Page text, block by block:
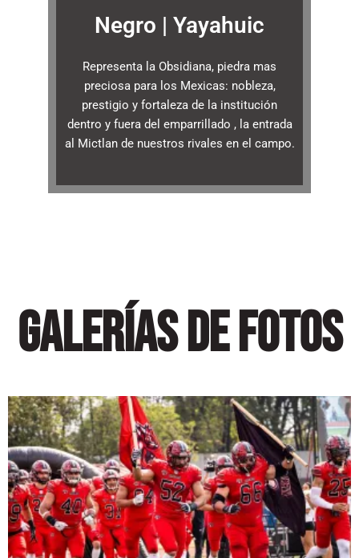
Negro | Yayahuic
Representa la Obsidiana, piedra mas
preciosa para los Mexicas: nobleza,
prestigio y fortaleza de la institución
dentro y fuera del emparrillado , la entrada
al Mictlan de nuestros rivales en el campo.
galerÍAS DE FOTOS